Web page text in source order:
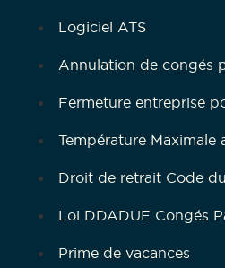
Logiciel ATS
Annulation de congés
Fermeture entreprise
Température Maximale
Droit de retrait Code
Loi DDADUE Congés
Prime de vacances